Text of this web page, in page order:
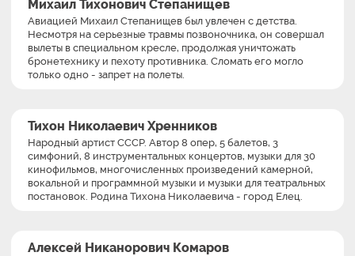
Михаил Тихонович Степанищев
Авиацией Михаил Степанищев был увлечен с детства.
Несмотря на серьезные травмы позвоночника, он совершал
вылеты в специальном кресле, продолжая уничтожать
бронетехнику и пехоту противника. Сломать его могло
только одно - запрет на полеты.
Тихон Николаевич Хренников
Народный артист СССР. Автор 8 опер, 5 балетов, 3
симфоний, 8 инструментальных концертов, музыки для 30
кинофильмов, многочисленных произведений камерной,
вокальной и программной музыки и музыки для театральных
постановок. Родина Тихона Николаевича - город Елец.
Алексей Никанорович Комаров